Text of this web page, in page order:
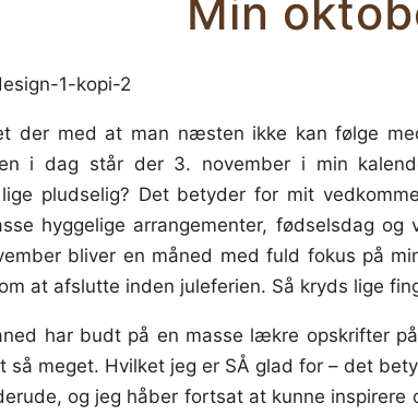
Min
der med at man næsten ikke kan følge
i dag står der 3. november i min
pludselig? Det betyder for mit
hyggelige arrangementer, fødselsdag
bliver en måned med fuld fokus på
at afslutte inden juleferien. Så kryds lige
har budt på en masse lækre opskrifter
så meget. Hvilket jeg er SÅ glad for – det
og jeg håber fortsat at kunne inspirere